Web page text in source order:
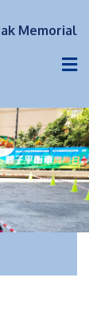
Memorial